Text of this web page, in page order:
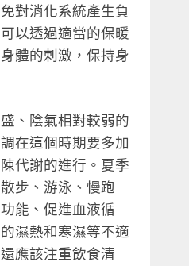
對消化系統產生負
以透過適當的保暖
體的刺激，保持身
、陰氣相對較弱的
在這個時期要多加
代謝的進行。夏季
步、游泳、慢跑
能、促進血液循
濕熱和寒濕等不適
應該注重飲食清